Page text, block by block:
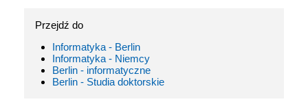
Przejdź do
Informatyka - Berlin
Informatyka - Niemcy
Berlin - informatyczne
Berlin - Studia doktorskie